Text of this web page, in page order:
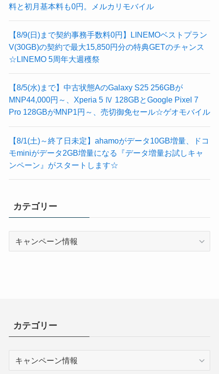
料と初月基本料も0円。メルカリモバイル
【8/9(日)まで契約事務手数料0円】LINEMOベストプラン
V(30GB)の契約で最大15,850円分の特典GETのチャンス
☆LINEMO 5周年大週穫祭
【8/5(水)まで】中古状態AのGalaxy S25 256GBが
MNP44,000円～、Xperia 5 Ⅳ 128GBとGoogle Pixel 7
Pro 128GBがMNP1円～、売切御免セール☆ゲオモバイル
【8/1(土)～終了日未定】ahamoがデータ10GB増量、ドコ
モminiがデータ2GB増量になる『データ増量お試しキャ
ンペーン』がスタートします☆
カテゴリー
カテゴリー